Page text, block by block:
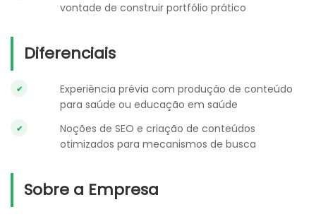
vontade de construir portfólio prático
Diferenciais
Experiência prévia com produção de conteúdo
para saúde ou educação em saúde
Noções de SEO e criação de conteúdos
otimizados para mecanismos de busca
Sobre a Empresa